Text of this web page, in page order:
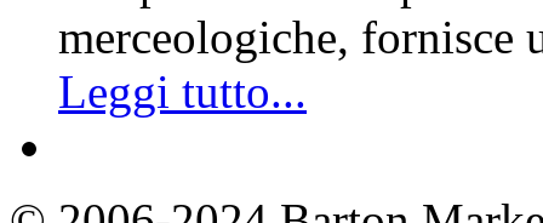
merceologiche,
Leggi tutto...